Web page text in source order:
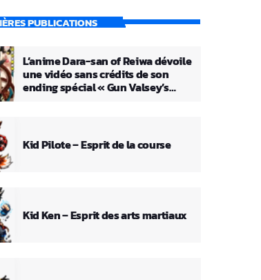
PUBLICATIONS
L’anime Dara-san of Reiwa dévoile
une vidéo sans crédits de son
ending spécial « Gun Valsey’s
Kid Pilote – Esprit de la course
Kid Ken – Esprit des arts martiaux